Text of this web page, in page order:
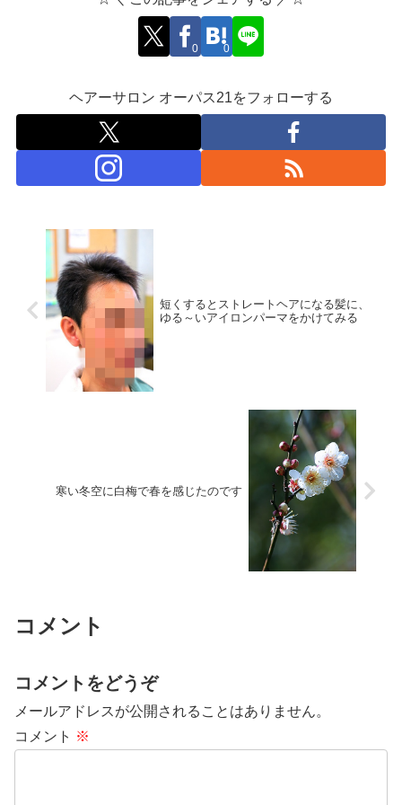
0 0
ヘアーサロン オーパス21をフォローする
短くするとストレートヘアになる髪に、
ゆる～いアイロンパーマをかけてみる
寒い冬空に白梅で春を感じたのです
コメント
コメントをどうぞ
メールアドレスが公開されることはありません。
コメント ※